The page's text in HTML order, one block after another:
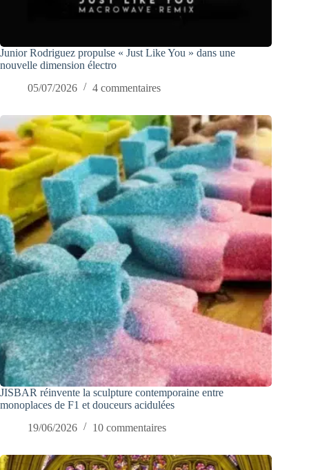
Junior Rodriguez propulse « Just Like You » dans une
nouvelle dimension électro
05/07/2026
4 commentaires
JISBAR réinvente la sculpture contemporaine entre
monoplaces de F1 et douceurs acidulées
19/06/2026
10 commentaires